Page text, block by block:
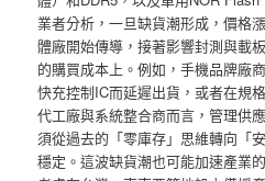
業者分析，一旦缺貨潮形成，價格
體廠開始傳導，接著影響封測與載
的購買成本上。例如，手機品牌廠
快充控制IC而延遲出貨，或者在規
代工廠與系統整合商而言，管理供
須從過去的「零庫存」思維轉向「
穩定。這波缺貨潮也可能加速產業